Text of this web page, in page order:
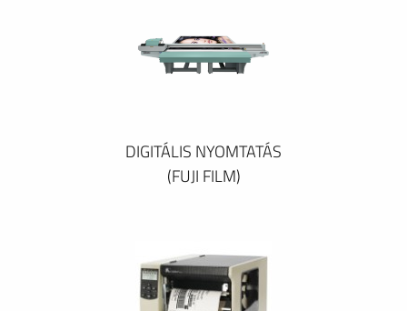
DIGITÁLIS NYOMTATÁS
(FUJI FILM)